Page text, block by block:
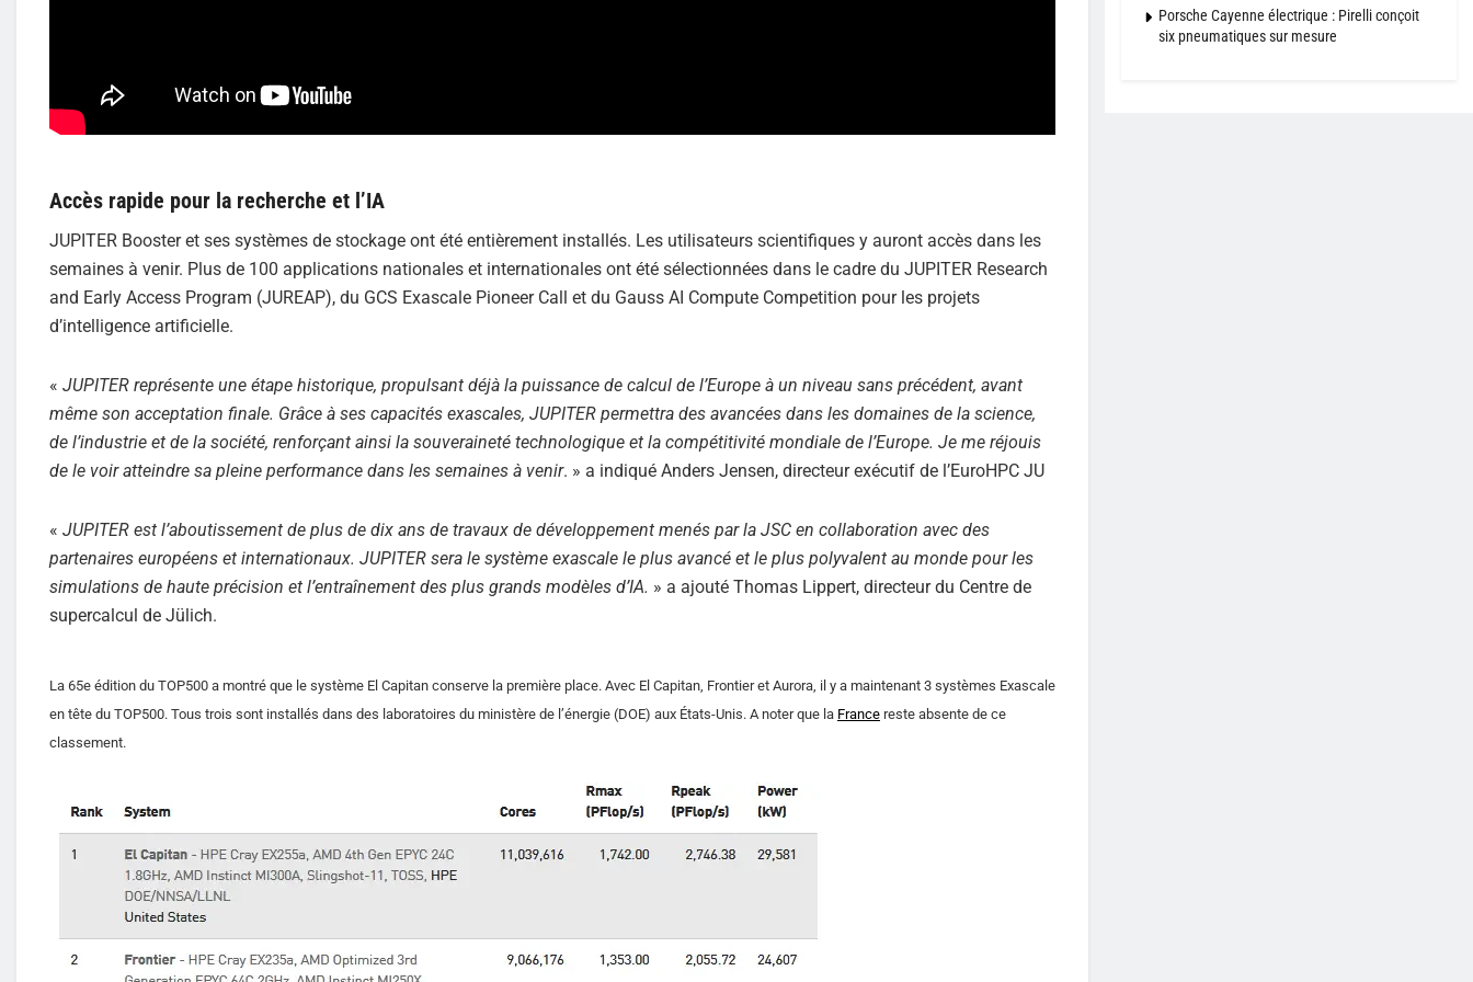
Accès rapide pour la recherche et l’IA
JUPITER Booster et ses systèmes de stockage ont été entièrement installés. Les utilisateurs scientifiques y auront accès dans les
semaines à venir. Plus de 100 applications nationales et internationales ont été sélectionnées dans le cadre du JUPITER Research
and Early Access Program (JUREAP), du GCS Exascale Pioneer Call et du Gauss AI Compute Competition pour les projets
d’intelligence artificielle.
« JUPITER représente une étape historique, propulsant déjà la puissance de calcul de l’Europe à un niveau sans précédent, avant
même son acceptation finale. Grâce à ses capacités exascales, JUPITER permettra des avancées dans les domaines de la science,
de l’industrie et de la société, renforçant ainsi la souveraineté technologique et la compétitivité mondiale de l’Europe. Je me réjouis
de le voir atteindre sa pleine performance dans les semaines à venir. » a indiqué Anders Jensen, directeur exécutif de l’EuroHPC JU
« JUPITER est l’aboutissement de plus de dix ans de travaux de développement menés par la JSC en collaboration avec des
partenaires européens et internationaux. JUPITER sera le système exascale le plus avancé et le plus polyvalent au monde pour les
simulations de haute précision et l’entraînement des plus grands modèles d’IA. » a ajouté Thomas Lippert, directeur du Centre de
supercalcul de Jülich.
La 65e édition du TOP500 a montré que le système El Capitan conserve la première place. Avec El Capitan, Frontier et Aurora, il y a maintenant 3 systèmes Exascale
en tête du TOP500. Tous trois sont installés dans des laboratoires du ministère de l’énergie (DOE) aux États-Unis. A noter que la France reste absente de ce
classement.
Porsche Cayenne électrique : Pirelli conçoit
six pneumatiques sur mesure